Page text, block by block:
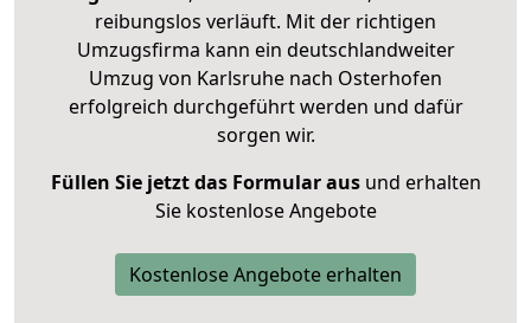
reibungslos verläuft. Mit der richtigen
Umzugsfirma kann ein deutschlandweiter
Umzug von Karlsruhe nach Osterhofen
erfolgreich durchgeführt werden und dafür
sorgen wir.
Füllen Sie jetzt das Formular ausund erhalten
Sie kostenlose Angebote
Kostenlose Angebote erhalten